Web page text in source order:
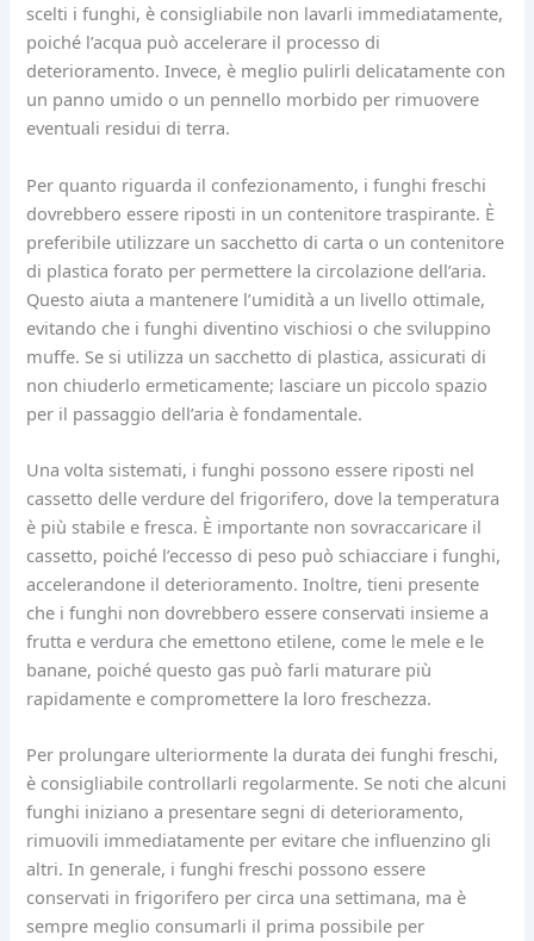
scelti i funghi, è consigliabile non lavarli immediatamente,
poiché l’acqua può accelerare il processo di
deterioramento. Invece, è meglio pulirli delicatamente con
un panno umido o un pennello morbido per rimuovere
eventuali residui di terra.
Per quanto riguarda il confezionamento, i funghi freschi
dovrebbero essere riposti in un contenitore traspirante. È
preferibile utilizzare un sacchetto di carta o un contenitore
di plastica forato per permettere la circolazione dell’aria.
Questo aiuta a mantenere l’umidità a un livello ottimale,
evitando che i funghi diventino vischiosi o che sviluppino
muffe. Se si utilizza un sacchetto di plastica, assicurati di
non chiuderlo ermeticamente; lasciare un piccolo spazio
per il passaggio dell’aria è fondamentale.
Una volta sistemati, i funghi possono essere riposti nel
cassetto delle verdure del frigorifero, dove la temperatura
è più stabile e fresca. È importante non sovraccaricare il
cassetto, poiché l’eccesso di peso può schiacciare i funghi,
accelerandone il deterioramento. Inoltre, tieni presente
che i funghi non dovrebbero essere conservati insieme a
frutta e verdura che emettono etilene, come le mele e le
banane, poiché questo gas può farli maturare più
rapidamente e compromettere la loro freschezza.
Per prolungare ulteriormente la durata dei funghi freschi,
è consigliabile controllarli regolarmente. Se noti che alcuni
funghi iniziano a presentare segni di deterioramento,
rimuovili immediatamente per evitare che influenzino gli
altri. In generale, i funghi freschi possono essere
conservati in frigorifero per circa una settimana, ma è
sempre meglio consumarli il prima possibile per